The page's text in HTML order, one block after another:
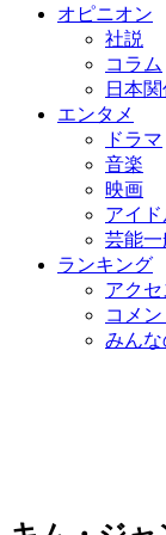
オピニオン
社説
コラム
日本
エンタメ
ドラマ
音楽
映画
アイ
芸能一
ランキング
アクセ
コメン
みん